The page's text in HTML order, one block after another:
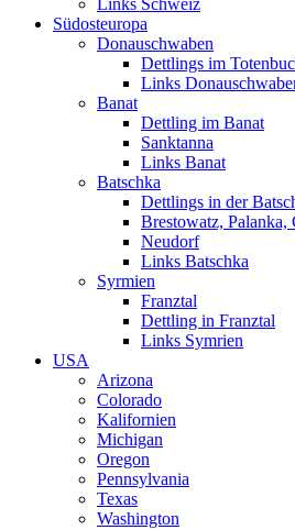
Links Schweiz
Südosteuropa
Donauschwaben
Dettlings im
Links
Banat
Dettling im Banat
Sanktanna
Links Banat
Batschka
Dettlings in der
Brestowatz, Palanka,
Neudorf
Links Batschka
Syrmien
Franztal
Dettling in Franztal
Links Symrien
USA
Arizona
Colorado
Kalifornien
Michigan
Oregon
Pennsylvania
Texas
Washington